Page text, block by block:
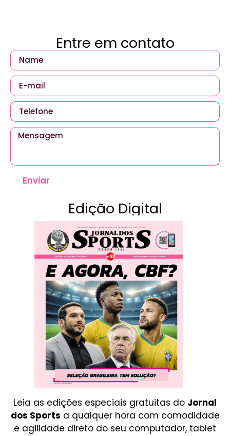
Entre em contato
Enviar
Edição Digital
Leia as edições especiais gratuitas do Jornal
dos Sports a qualquer hora com comodidade
e agilidade direto do seu computador, tablet